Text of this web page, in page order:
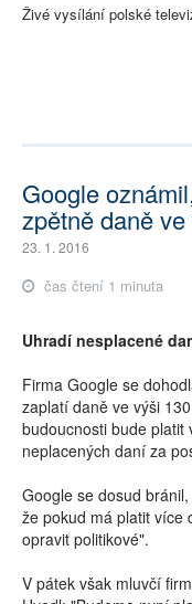
Živé vysílání polské
Google
zpětně daně
23. 1. 2016
čas čtení 1 minuta
Uhradí nesplacené
Firma Google se
zaplatí daně ve výši
budoucnosti bude platit
neplacených daní za
Google se dosud
že pokud má platit více
opravit politikové".
V pátek však mluvčí